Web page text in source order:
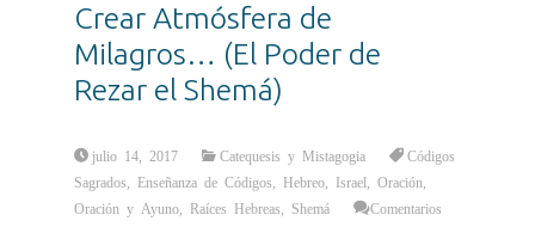
Crear Atmósfera de
Milagros… (El Poder de
Rezar el Shemá)
julio 14, 2017 Catequesis y Mistagogia
Códigos
Sagrados
Enseñanza de Códigos Hebreo Israel ,Oración
Oración y Ayuno
Raíces Hebreas Shemá
Comentarios